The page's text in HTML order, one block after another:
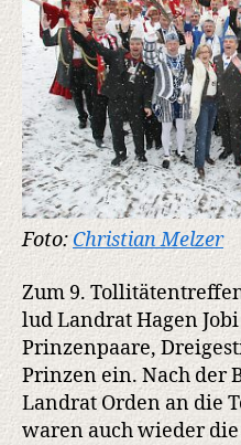
Foto:Christian Melzer
Zum 9.
lud Landrat Hagen
Prinzenpaare,
Prinzen ein. Nach der
Landrat Orden an die
waren auch wieder